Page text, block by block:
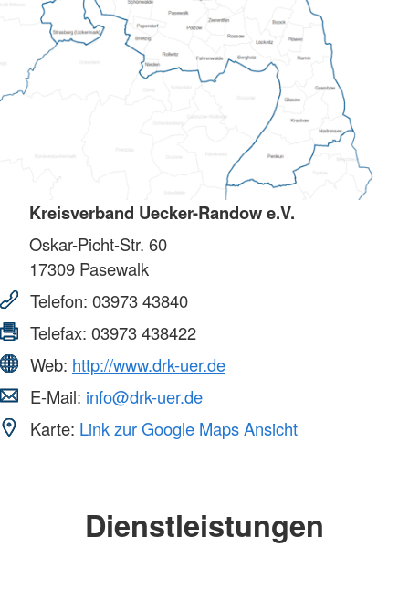
Kreisverband Uecker-Randow e.V.
Oskar-Picht-Str. 60
17309 Pasewalk
Telefon: 03973 43840
Telefax: 03973 438422
Web: http://www.drk-uer.de
E-Mail: info@drk-uer.de
Karte: Link zur Google Maps Ansicht
Dienstleistungen